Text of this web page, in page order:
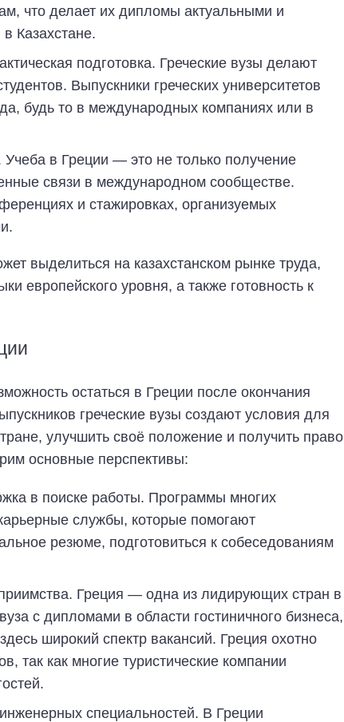
что делает их дипломы актуальными и
Казахстане.
подготовка. Греческие вузы делают
Выпускники греческих университетов
будь то в международных компаниях или в
в Греции — это не только получение
связи в международном сообществе.
и стажировках, организуемых
выделиться на казахстанском рынке труда,
европейского уровня, а также готовность к
остаться в Греции после окончания
греческие вузы создают условия для
улучшить своё положение и получить право
основные перспективы:
в поиске работы. Программы многих
службы, которые помогают
резюме, подготовиться к собеседованиям
Греция — одна из лидирующих стран в
с дипломами в области гостиничного бизнеса,
широкий спектр вакансий. Греция охотно
так как многие туристические компании
специальностей. В Греции